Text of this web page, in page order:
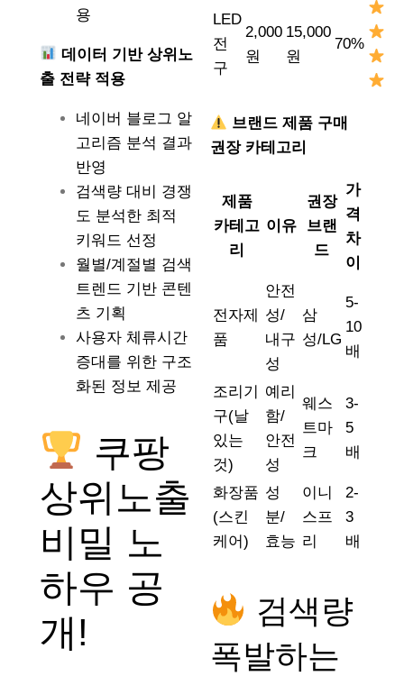
용
데이터 기반 상위노
출 전략 적용
네이버 블로그 알
고리즘 분석 결과
반영
검색량 대비 경쟁
도 분석한 최적
키워드 선정
월별/계절별 검색
트렌드 기반 콘텐
츠 기획
사용자 체류시간
증대를 위한 구조
화된 정보 제공
쿠팡
상위노출
비밀 노
하우 공
개!
LED
전
구
2,000
원
15,000
원
70%
브랜드 제품 구매
권장 카테고리
제품
카테고
리
이유
권장
브랜
드
가
격
차
이
전자제
품
안전
성/
내구
성
삼
성/LG
5-
10
배
조리기
구(날
있는
것)
예리
함/
안전
성
웨스
트마
크
3-
5
배
화장품
(스킨
케어)
성
분/
효능
이니
스프
리
2-
3
배
검색량
폭발하는